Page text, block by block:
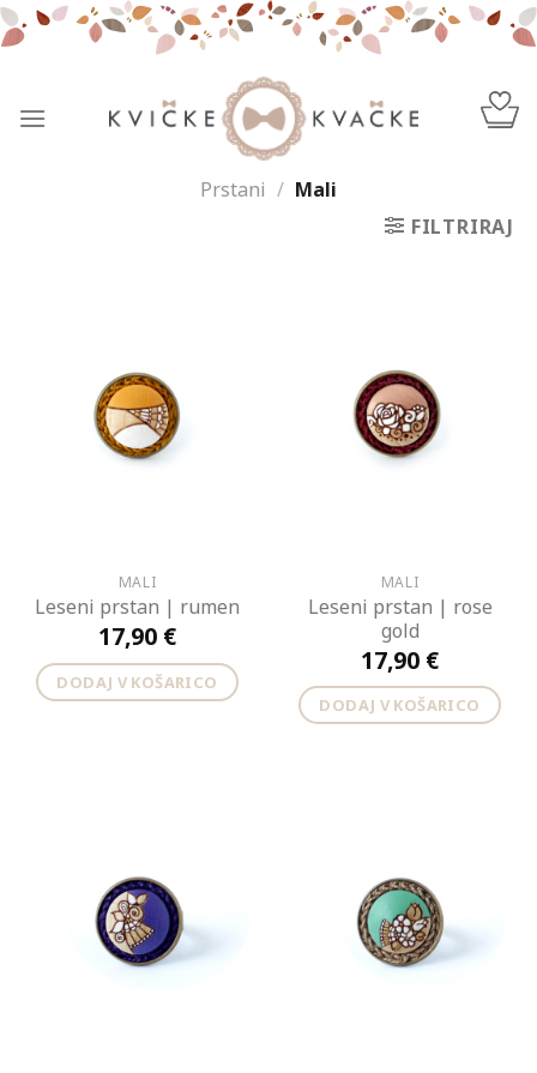
Skip
to
Prstani / Mali
FILTRIRAJ
MALI
Leseni prstan | rumen
17,90 €
DODAJ V KOŠARICO
MALI
Leseni prstan | rose
gold
17,90 €
DODAJ V KOŠARICO